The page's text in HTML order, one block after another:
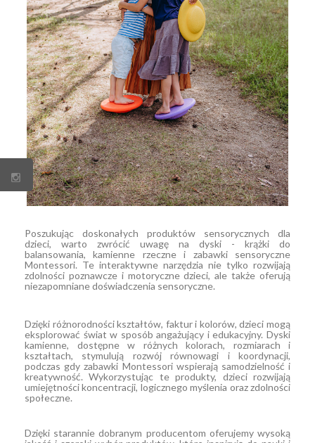
Poszukując doskonałych produktów sensorycznych dla
dzieci, warto zwrócić uwagę na dyski - krążki do
balansowania, kamienne rzeczne i zabawki sensoryczne
Montessori. Te interaktywne narzędzia nie tylko rozwijają
zdolności poznawcze i motoryczne dzieci, ale także oferują
niezapomniane doświadczenia sensoryczne.
Dzięki różnorodności kształtów, faktur i kolorów, dzieci mogą
eksplorować świat w sposób angażujący i edukacyjny. Dyski
kamienne, dostępne w różnych kolorach, rozmiarach i
kształtach, stymulują rozwój równowagi i koordynacji,
podczas gdy zabawki Montessori wspierają samodzielność i
kreatywność. Wykorzystując te produkty, dzieci rozwijają
umiejętności koncentracji, logicznego myślenia oraz zdolności
społeczne.
Dzięki starannie dobranym producentom oferujemy wysoką